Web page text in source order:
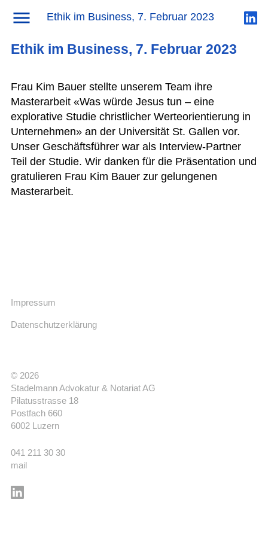
Ethik im Business, 7. Februar 2023
News → Ethik im Business, 7. Februar 2023
Ethik im Business, 7. Februar 2023
Frau Kim Bauer stellte unserem Team ihre
Masterarbeit «Was würde Jesus tun – eine
explorative Studie christlicher Werteorientierung in
Unternehmen» an der Universität St. Gallen vor.
Unser Geschäftsführer war als Interview-Partner
Teil der Studie. Wir danken für die Präsentation und
gratulieren Frau Kim Bauer zur gelungenen
Masterarbeit.
© 2026
Stadelmann Advokatur & Notariat AG
Pilatusstrasse 18
Postfach 660
6002 Luzern
041 211 30 30
mail
Impressum
Datenschutzerklärung